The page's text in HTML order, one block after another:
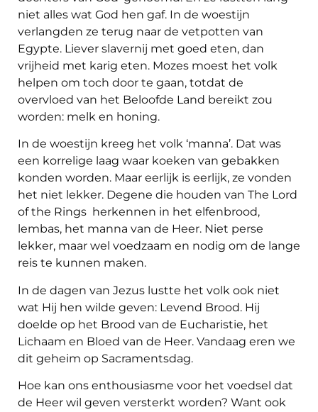
niet alles wat God hen gaf. In de woestijn
verlangden ze terug naar de vetpotten van
Egypte. Liever slavernij met goed eten, dan
vrijheid met karig eten. Mozes moest het volk
helpen om toch door te gaan, totdat de
overvloed van het Beloofde Land bereikt zou
worden: melk en honing.
In de woestijn kreeg het volk ‘manna’. Dat was
een korrelige laag waar koeken van gebakken
konden worden. Maar eerlijk is eerlijk, ze vonden
het niet lekker. Degene die houden van The Lord
of the Rings herkennen in het elfenbrood,
lembas, het manna van de Heer. Niet perse
lekker, maar wel voedzaam en nodig om de lange
reis te kunnen maken.
In de dagen van Jezus lustte het volk ook niet
wat Hij hen wilde geven: Levend Brood. Hij
doelde op het Brood van de Eucharistie, het
Lichaam en Bloed van de Heer. Vandaag eren we
dit geheim op Sacramentsdag.
Hoe kan ons enthousiasme voor het voedsel dat
de Heer wil geven versterkt worden? Want ook